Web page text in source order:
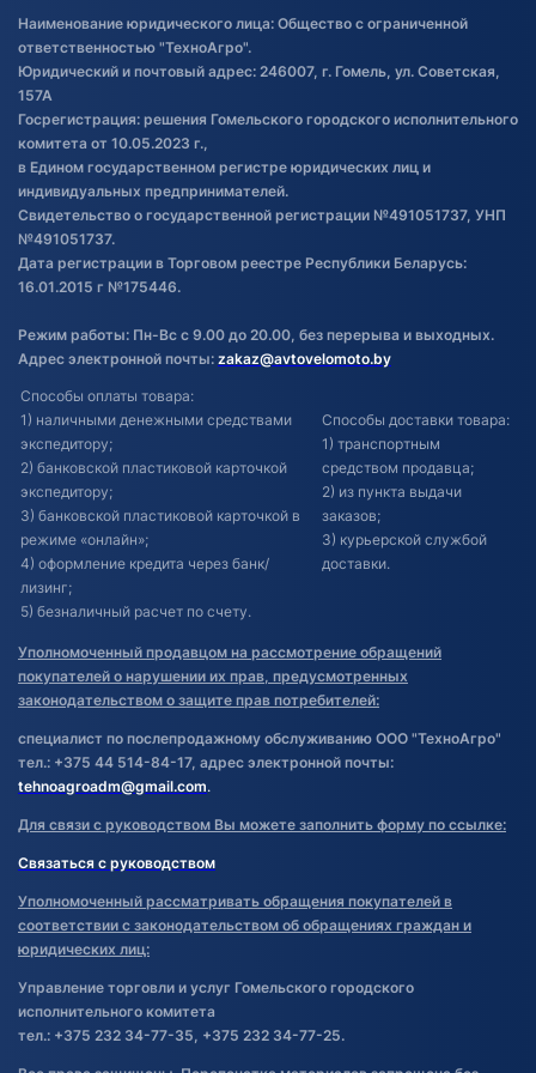
Обработка файлов cookie
Постановка транспорта на учет
Обновления в ЭПТС 2024
Наименование юридического лица: Общество с ограниченной
ответственностью "ТехноАгро".
Юридический и почтовый адрес: 246007, г. Гомель, ул. Советская,
157А
Госрегистрация: решения Гомельского городского исполнительного
комитета от 10.05.2023 г.,
в Едином государственном регистре юридических лиц и
индивидуальных предпринимателей.
Свидетельство о государственной регистрации №491051737, УНП
№491051737.
Дата регистрации в Торговом реестре Республики Беларусь:
16.01.2015 г №175446.
Режим работы: Пн-Вс с 9.00 до 20.00, без перерыва и выходных.
Адрес электронной почты: zakaz@avtovelomoto.by
Способы оплаты товара:
1) наличными денежными средствами
экспедитору;
2) банковской пластиковой карточкой
экспедитору;
3) банковской пластиковой карточкой в
режиме «онлайн»;
4) оформление кредита через банк/
лизинг;
5) безналичный расчет по счету.
Способы доставки товара:
1) транспортным
средством продавца;
2) из пункта выдачи
заказов;
3) курьерской службой
доставки.
Уполномоченный продавцом на рассмотрение обращений
покупателей о нарушении их прав, предусмотренных
законодательством о защите прав потребителей:
специалист по послепродажному обслуживанию ООО "ТехноАгро"
тел.: +375 44 514-84-17, адрес электронной почты:
tehnoagroadm@gmail.com.
Для связи с руководством Вы можете заполнить форму по ссылке:
Связаться с руководством
Уполномоченный рассматривать обращения покупателей в
соответствии с законодательством об обращениях граждан и
юридических лиц:
Управление торговли и услуг Гомельского городского
исполнительного комитета
тел.: +375 232 34-77-35, +375 232 34-77-25.